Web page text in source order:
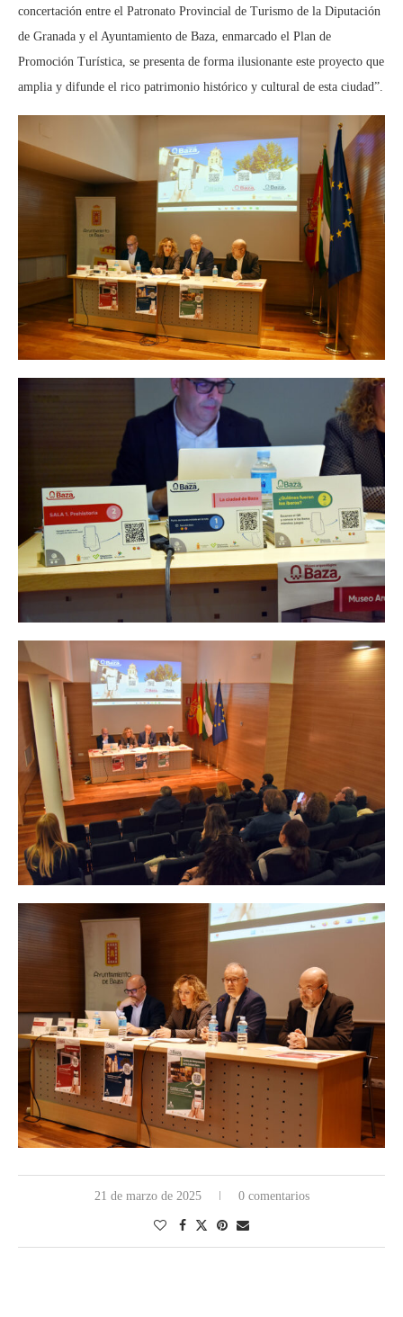
concertación entre el Patronato Provincial de Turismo de la Diputación
de Granada y el Ayuntamiento de Baza, enmarcado el Plan de
Promoción Turística, se presenta de forma ilusionante este proyecto que
amplia y difunde el rico patrimonio histórico y cultural de esta ciudad”.
21 de marzo de 2025 0 comentarios